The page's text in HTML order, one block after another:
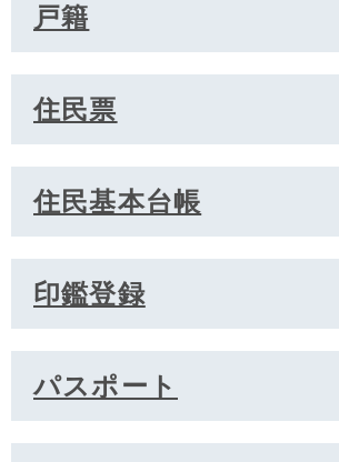
戸籍
住民票
住民基本台帳
印鑑登録
パスポート